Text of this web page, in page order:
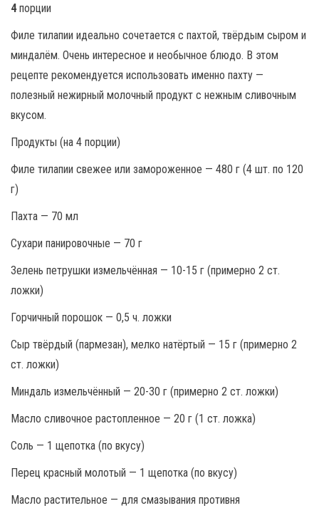
4порции
Филе тилапии идеально сочетается с пахтой, твёрдым сыром и
миндалём. Очень интересное и необычное блюдо. В этом
рецепте рекомендуется использовать именно пахту —
полезный нежирный молочный продукт с нежным сливочным
вкусом.
Продукты (на 4 порции)
Филе тилапии свежее или замороженное — 480 г (4 шт. по 120
г)
Пахта — 70 мл
Сухари панировочные — 70 г
Зелень петрушки измельчённая — 10-15 г (примерно 2 ст.
ложки)
Горчичный порошок — 0,5 ч. ложки
Сыр твёрдый (пармезан), мелко натёртый — 15 г (примерно 2
ст. ложки)
Миндаль измельчённый — 20-30 г (примерно 2 ст. ложки)
Масло сливочное растопленное — 20 г (1 ст. ложка)
Соль — 1 щепотка (по вкусу)
Перец красный молотый — 1 щепотка (по вкусу)
Масло растительное — для смазывания противня